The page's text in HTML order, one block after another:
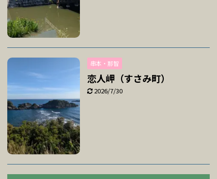
串本・那智
恋人岬（すさみ町）
2026/7/30